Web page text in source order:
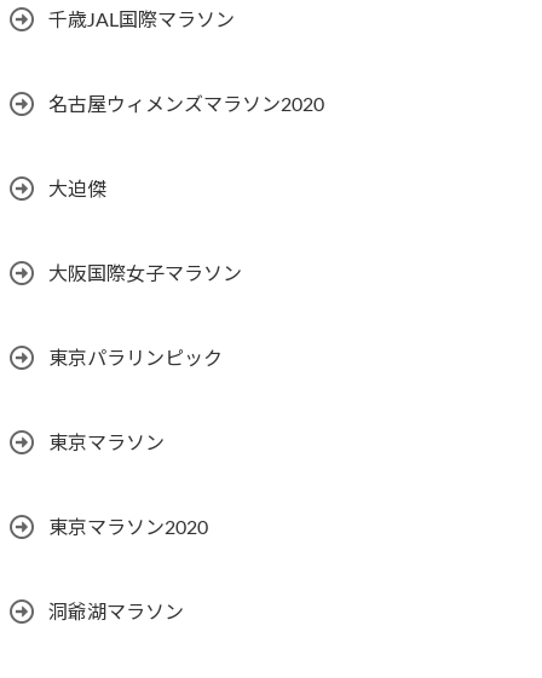
千歳JAL国際マラソン
名古屋ウィメンズマラソン2020
大迫傑
大阪国際女子マラソン
東京パラリンピック
東京マラソン
東京マラソン2020
洞爺湖マラソン